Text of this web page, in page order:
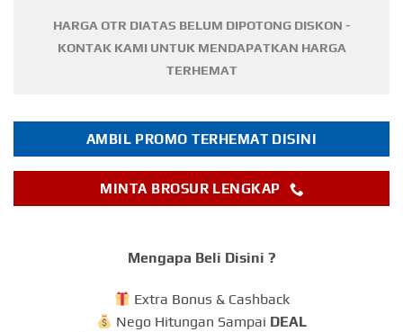
HARGA OTR DIATAS BELUM DIPOTONG DISKON -
KONTAK KAMI UNTUK MENDAPATKAN HARGA
TERHEMAT
AMBIL PROMO TERHEMAT DISINI
MINTA BROSUR LENGKAP
Mengapa Beli Disini ?
Extra Bonus & Cashback
Nego Hitungan Sampai DEAL